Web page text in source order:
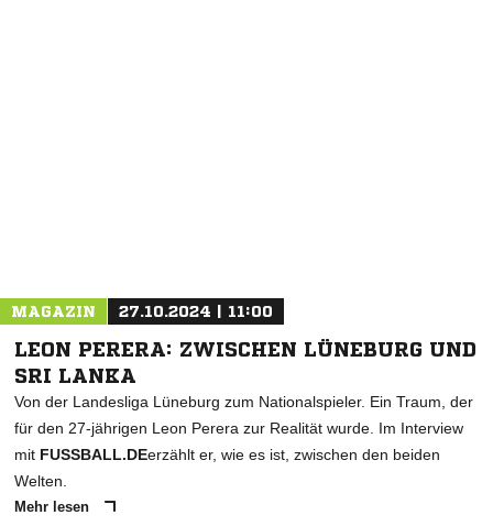
MAGAZIN 27.10.2024 | 11:00
LEON PERERA: ZWISCHEN LÜNEBURG UND
SRI LANKA
Von der Landesliga Lüneburg zum Nationalspieler. Ein Traum, der
für den 27-jährigen Leon Perera zur Realität wurde. Im Interview
mit FUSSBALL.DEerzählt er, wie es ist, zwischen den beiden
Welten.
Mehr lesen